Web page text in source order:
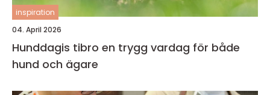
inspiration
04. April 2026
Hunddagis tibro en trygg vardag för både
hund och ägare